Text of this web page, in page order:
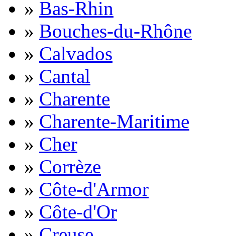
» Bas-Rhin
» Bouches-du-Rhône
» Calvados
» Cantal
» Charente
» Charente-Maritime
» Cher
» Corrèze
» Côte-d'Armor
» Côte-d'Or